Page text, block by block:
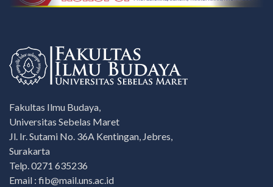
Fakultas Ilmu Budaya,
Universitas Sebelas Maret
Jl. Ir. Sutami No. 36A Kentingan, Jebres,
Surakarta
Telp. 0271 635236
Email : fib@mail.uns.ac.id